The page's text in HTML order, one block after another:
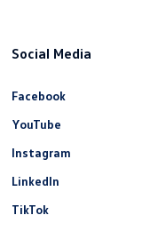
Social Media
Facebook
YouTube
Instagram
LinkedIn
TikTok